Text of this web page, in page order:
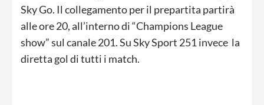
Sky Go. Il collegamento per il prepartita partirà
alle ore 20, all’interno di “Champions League
show” sul canale 201. Su Sky Sport 251 invece la
diretta gol di tutti i match.